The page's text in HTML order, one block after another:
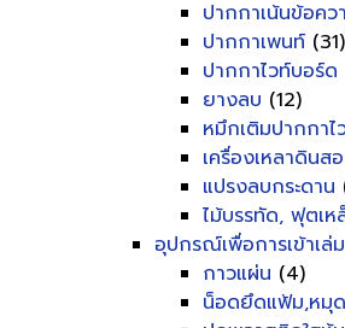
ปากกาเน้นข้อคว
ปากกาเพนท์ (31)
ปากกาไวท์บอร์ด
ยางลบ (12)
หมึกเติมปากกาไ
เครื่องเหลาดินสอ
แปรงลบกระดาน
ไม้บรรทัด, ฟุตเห
อุปกรณ์เพื่อการเข้าเล่ม
กาวแผ่น (4)
น็อดยึดแฟ้ม,หมุ